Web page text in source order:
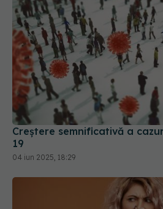
Creștere semnificativă a
19
04 iun 2025, 18:29